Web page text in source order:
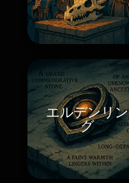
エルデンリン
グ